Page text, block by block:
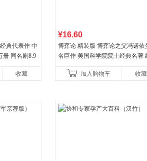
典代表作 中
册 同名剧8.9
收藏
¥16.60
博弈论 精装版 博弈论之父冯诺依
名巨作 美国科学院院士经典名著
加入购物车
收藏